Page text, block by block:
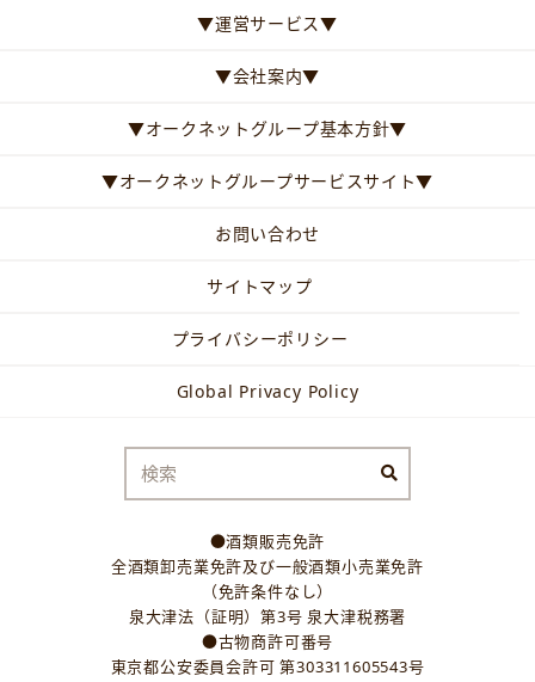
▼運営サービス▼
▼会社案内▼
▼オークネットグループ基本方針▼
▼オークネットグループサービスサイト▼
お問い合わせ
サイトマップ
プライバシーポリシー
Global Privacy Policy
●酒類販売免許
全酒類卸売業免許及び一般酒類小売業免許
（免許条件なし）
泉大津法（証明）第3号 泉大津税務署
●古物商許可番号
東京都公安委員会許可 第303311605543号